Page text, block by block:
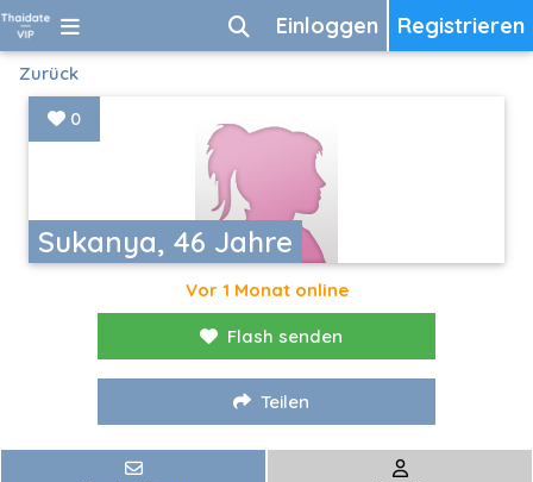
Registrieren
Einloggen
Zurück
Sukanya, 46 Jahre
0
Vor 1 Monat online
Flash senden
Teilen